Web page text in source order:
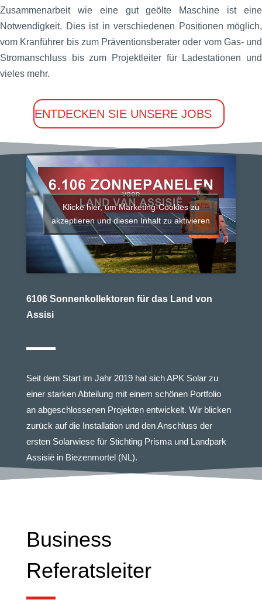
Zusammenarbeit wie eine gut geölte Maschine ist eine
Notwendigkeit. Dies ist in verschiedenen Positionen möglich,
vom Kranführer bis zum Präventionsberater oder vom Gas- und
Stromanschluss bis zum Projektleiter für Ladestationen und
vieles mehr.
ENTDECKEN SIE UNSERE JOBS
Klicke hier, um Marketing-Cookies zu
akzeptieren und diesen Inhalt zu aktivieren
6106 Sonnenkollektoren für das Land von
Assisi
Seit dem Start im Jahr 2019 hat sich APK Solar zu
einer starken Abteilung mit einem schönen Portfolio
an abgeschlossenen Projekten entwickelt. Wir blicken
zurück auf die Installation und den Anschluss der
ersten Solarwiese für Stichting Prisma und Landpark
Assisië in Biezenmortel (NL).
Business
Referatsleiter